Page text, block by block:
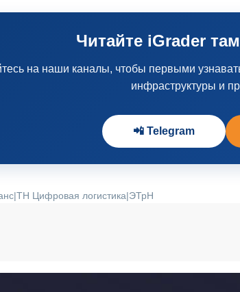
Читайте iGrader
на наши каналы, чтобы первыми
инфраструктуры и
📲 Telegram
|ТН Цифровая логистика|ЭТрН